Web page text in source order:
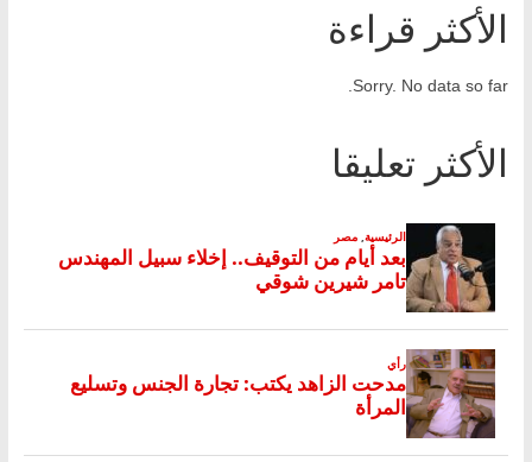
الأكثر قراءة
Sorry. No data so far.
الأكثر تعليقا